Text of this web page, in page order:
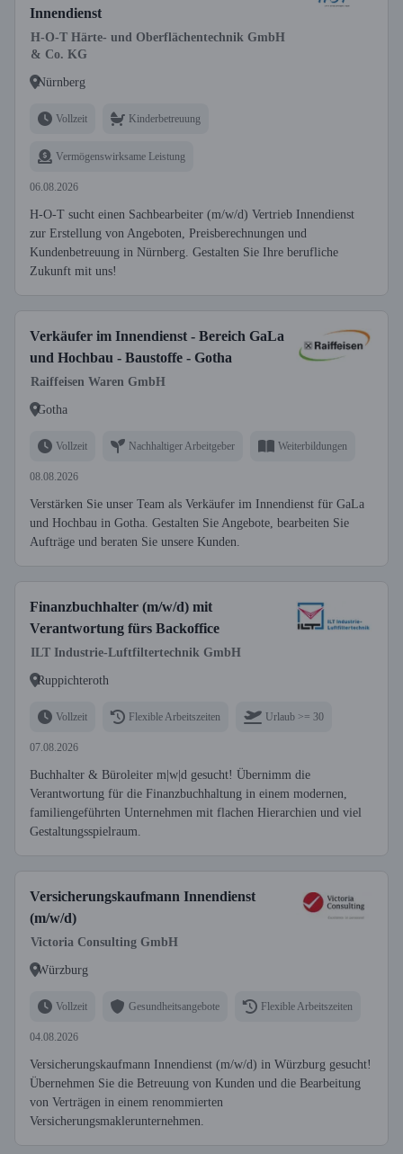
Innendienst
H-O-T Härte- und Oberflächentechnik GmbH
& Co. KG
Nürnberg
Vollzeit Kinderbetreuung
Vermögenswirksame Leistung
06.08.2026
H-O-T sucht einen Sachbearbeiter (m/w/d) Vertrieb Innendienst
zur Erstellung von Angeboten, Preisberechnungen und
Kundenbetreuung in Nürnberg. Gestalten Sie Ihre berufliche
Zukunft mit uns!
Verkäufer im Innendienst - Bereich GaLa
und Hochbau - Baustoffe - Gotha
Raiffeisen Waren GmbH
Gotha
Vollzeit Nachhaltiger Arbeitgeber Weiterbildungen
08.08.2026
Verstärken Sie unser Team als Verkäufer im Innendienst für GaLa
und Hochbau in Gotha. Gestalten Sie Angebote, bearbeiten Sie
Aufträge und beraten Sie unsere Kunden.
Finanzbuchhalter (m/w/d) mit
Verantwortung fürs Backoffice
ILT Industrie-Luftfiltertechnik GmbH
Ruppichteroth
Vollzeit Flexible Arbeitszeiten Urlaub >= 30
07.08.2026
Buchhalter & Büroleiter m|w|d gesucht! Übernimm die
Verantwortung für die Finanzbuchhaltung in einem modernen,
familiengeführten Unternehmen mit flachen Hierarchien und viel
Gestaltungsspielraum.
Versicherungskaufmann Innendienst
(m/w/d)
Victoria Consulting GmbH
Würzburg
Vollzeit Gesundheitsangebote Flexible Arbeitszeiten
04.08.2026
Versicherungskaufmann Innendienst (m/w/d) in Würzburg gesucht!
Übernehmen Sie die Betreuung von Kunden und die Bearbeitung
von Verträgen in einem renommierten
Versicherungsmaklerunternehmen.